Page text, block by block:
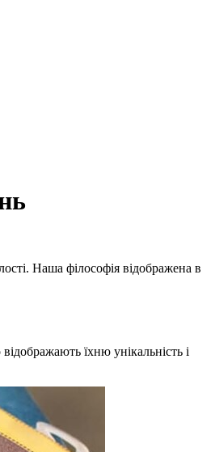
Наша філософія відображена в
їхню унікальність і